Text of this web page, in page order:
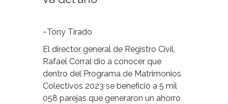
~Tony Tirado
El director general de Registro Civil,
Rafael Corral dio a conocer que
dentro del Programa de Matrimonios
Colectivos 2023 se benefició a 5 mil
058 parejas que generaron un ahorro